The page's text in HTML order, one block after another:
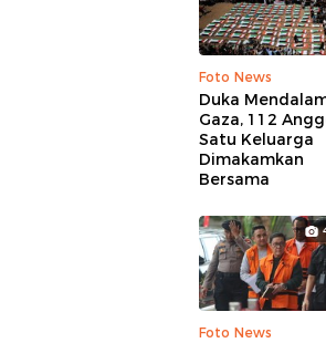
Foto News
Duka
Gaza, 112
Satu Keluarga
Dimakamkan
Bersama
Foto News